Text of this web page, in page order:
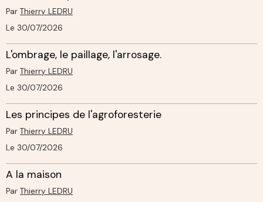
Par Thierry LEDRU
Le 30/07/2026
L'ombrage, le paillage, l'arrosage.
Par Thierry LEDRU
Le 30/07/2026
Les principes de l'agroforesterie
Par Thierry LEDRU
Le 30/07/2026
A la maison
Par Thierry LEDRU